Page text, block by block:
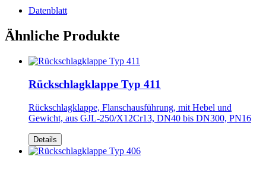
Datenblatt
Ähnliche Produkte
Rückschlagklappe Typ 411
Rückschlagklappe, Flanschausführung, mit Hebel und
Gewicht, aus GJL-250/X12Cr13, DN40 bis DN300, PN16
Details